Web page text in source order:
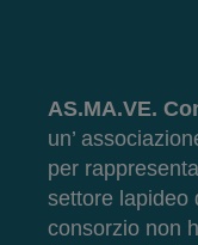
AS.MA.VE.
un’
per
settore lapideo
consorzio non